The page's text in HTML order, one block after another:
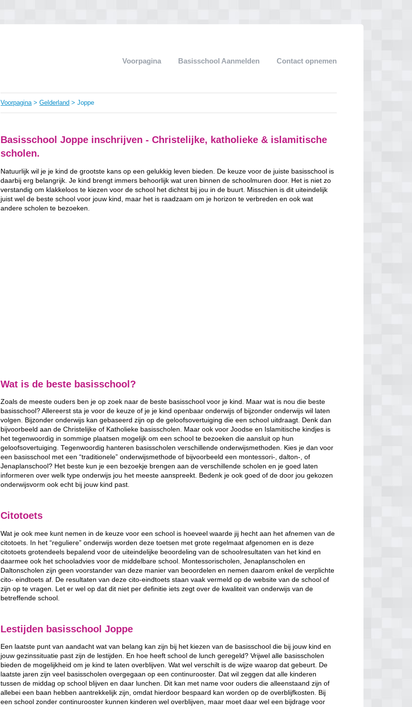
Voorpagina Basisschool Aanmelden Contact opnemen
Voorpagina>Gelderland > Joppe
Basisschool Joppe inschrijven - Christelijke, katholieke & islamitische
scholen.
Natuurlijk wil je je kind de grootste kans op een gelukkig leven bieden. De keuze voor de juiste basisschool is
daarbij erg belangrijk. Je kind brengt immers behoorlijk wat uren binnen de schoolmuren door. Het is niet zo
verstandig om klakkeloos te kiezen voor de school het dichtst bij jou in de buurt. Misschien is dit uiteindelijk
juist wel de beste school voor jouw kind, maar het is raadzaam om je horizon te verbreden en ook wat
andere scholen te bezoeken.
Wat is de beste basisschool?
Zoals de meeste ouders ben je op zoek naar de beste basisschool voor je kind. Maar wat is nou die beste
basisschool? Allereerst sta je voor de keuze of je je kind openbaar onderwijs of bijzonder onderwijs wil laten
volgen. Bijzonder onderwijs kan gebaseerd zijn op de geloofsovertuiging die een school uitdraagt. Denk dan
bijvoorbeeld aan de Christelijke of Katholieke basisscholen. Maar ook voor Joodse en Islamitische kindjes is
het tegenwoordig in sommige plaatsen mogelijk om een school te bezoeken die aansluit op hun
geloofsovertuiging. Tegenwoordig hanteren basisscholen verschillende onderwijsmethoden. Kies je dan voor
een basisschool met een “traditionele” onderwijsmethode of bijvoorbeeld een montessori-, dalton-, of
Jenaplanschool? Het beste kun je een bezoekje brengen aan de verschillende scholen en je goed laten
informeren over welk type onderwijs jou het meeste aanspreekt. Bedenk je ook goed of de door jou gekozen
onderwijsvorm ook echt bij jouw kind past.
Citotoets
Wat je ook mee kunt nemen in de keuze voor een school is hoeveel waarde jij hecht aan het afnemen van de
citotoets. In het “reguliere” onderwijs worden deze toetsen met grote regelmaat afgenomen en is deze
citotoets grotendeels bepalend voor de uiteindelijke beoordeling van de schoolresultaten van het kind en
daarmee ook het schooladvies voor de middelbare school. Montessorischolen, Jenaplanscholen en
Daltonscholen zijn geen voorstander van deze manier van beoordelen en nemen daarom enkel de verplichte
cito- eindtoets af. De resultaten van deze cito-eindtoets staan vaak vermeld op de website van de school of
zijn op te vragen. Let er wel op dat dit niet per definitie iets zegt over de kwaliteit van onderwijs van de
betreffende school.
Lestijden basisschool Joppe
Een laatste punt van aandacht wat van belang kan zijn bij het kiezen van de basisschool die bij jouw kind en
jouw gezinssituatie past zijn de lestijden. En hoe heeft school de lunch geregeld? Vrijwel alle basisscholen
bieden de mogelijkheid om je kind te laten overblijven. Wat wel verschilt is de wijze waarop dat gebeurt. De
laatste jaren zijn veel basisscholen overgegaan op een continurooster. Dat wil zeggen dat alle kinderen
tussen de middag op school blijven en daar lunchen. Dit kan met name voor ouders die alleenstaand zijn of
allebei een baan hebben aantrekkelijk zijn, omdat hierdoor bespaard kan worden op de overblijfkosten. Bij
een school zonder continurooster kunnen kinderen wel overblijven, maar moet daar wel een bijdrage voor